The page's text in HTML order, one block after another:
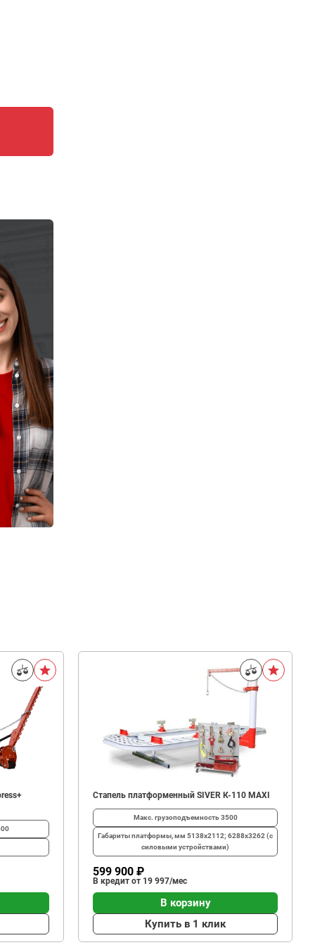
Стапель платформенный SIVER К-110 MAXI
Макс. грузоподъемность3500
Габариты платформы, мм 5138х2112; 6288х3262 (с
силовыми устройствами)
599 900 ₽
В кредит от 19 997/мес
В корзину
Купить в 1 клик